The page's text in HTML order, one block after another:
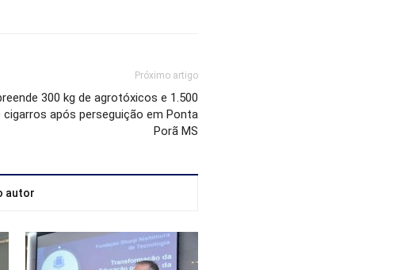
Próximo artigo
300 kg de agrotóxicos e 1.500
após perseguição em Ponta
Porã MS
autor